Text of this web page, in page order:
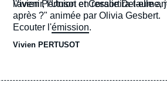
l'avenir, l'Union en ressortira-t-elle
Vivien Pertusot et Coralie Delaume,
après ?" animée par Olivia Gesbert.
Ecouter l'émission.
Vivien PERTUSOT